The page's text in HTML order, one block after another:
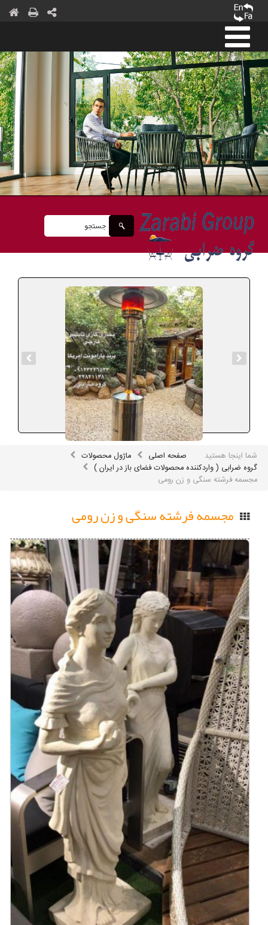
شما اینجا هستید صفحه اصلی
ماژول محصولات
گروه ضرابی ( واردکننده محصولات فضای باز در ایران )
مجسمه فرشته سنگی و زن رومی
مجسمه فرشته سنگی و زن رومی